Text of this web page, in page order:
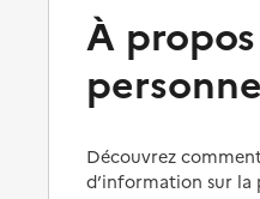
Source des données : Finess
Mis à jour le : 23/07/2026
Service autonomie à
Âge d'or services
Adresse
42 boulevard Nelson
Préserver son autonomie et sa
santé
Organiser à l'avance sa
protection
Les obligations de la famille
À
Découvrez
d’information sur la